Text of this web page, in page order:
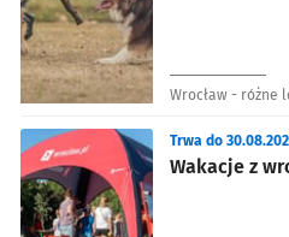
Wrocław - różne
Wakacje z
Trwa do